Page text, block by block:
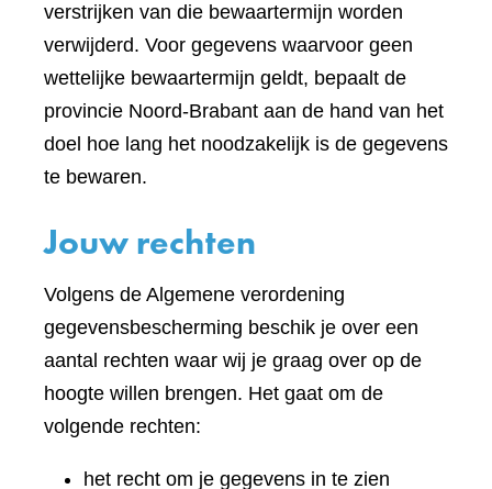
verstrijken van die bewaartermijn worden
verwijderd. Voor gegevens waarvoor geen
wettelijke bewaartermijn geldt, bepaalt de
provincie Noord-Brabant aan de hand van het
doel hoe lang het noodzakelijk is de gegevens
te bewaren.
Jouw rechten
Volgens de Algemene verordening
gegevensbescherming beschik je over een
aantal rechten waar wij je graag over op de
hoogte willen brengen. Het gaat om de
volgende rechten:
het recht om je gegevens in te zien